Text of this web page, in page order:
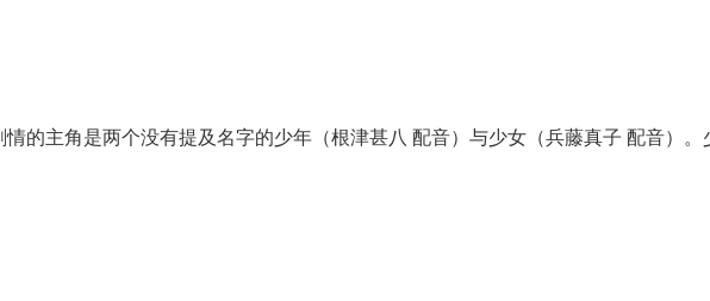
的主角是两个没有提及名字的少年（根津甚八 配音）与少女（兵藤真子 配音）